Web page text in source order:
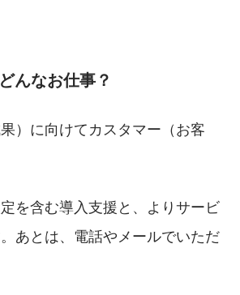
んなお仕事？
）に向けてカスタマー（お客
を含む導入支援と、よりサービ
あとは、電話やメールでいただ